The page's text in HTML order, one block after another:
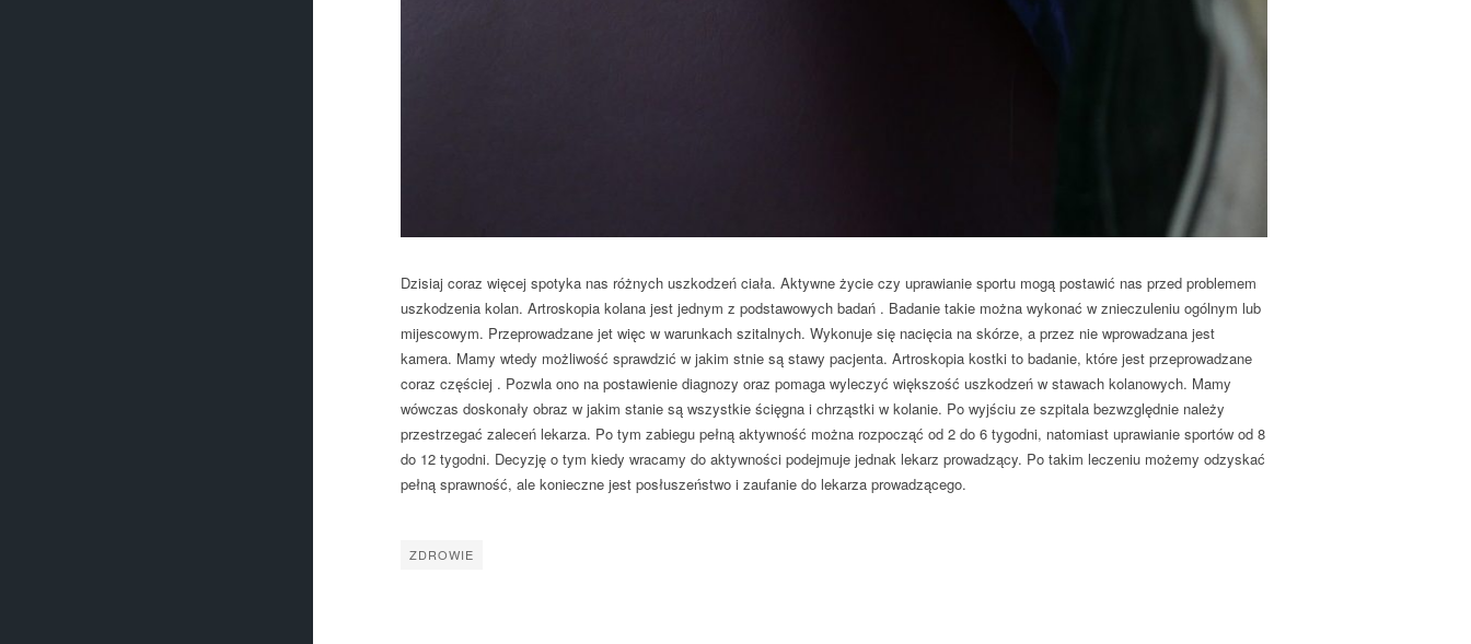
Dzisiaj coraz więcej spotyka nas różnych uszkodzeń ciała. Aktywne życie czy uprawianie sportu mogą postawić nas przed problemem
uszkodzenia kolan. Artroskopia kolana jest jednym z podstawowych badań . Badanie takie można wykonać w znieczuleniu ogólnym lub
mijescowym. Przeprowadzane jet więc w warunkach szitalnych. Wykonuje się nacięcia na skórze, a przez nie wprowadzana jest
kamera. Mamy wtedy możliwość sprawdzić w jakim stnie są stawy pacjenta. Artroskopia kostki to badanie, które jest przeprowadzane
coraz częściej . Pozwla ono na postawienie diagnozy oraz pomaga wyleczyć większość uszkodzeń w stawach kolanowych. Mamy
wówczas doskonały obraz w jakim stanie są wszystkie ścięgna i chrząstki w kolanie. Po wyjściu ze szpitala bezwzględnie należy
przestrzegać zaleceń lekarza. Po tym zabiegu pełną aktywność można rozpocząć od 2 do 6 tygodni, natomiast uprawianie sportów od 8
do 12 tygodni. Decyzję o tym kiedy wracamy do aktywności podejmuje jednak lekarz prowadzący. Po takim leczeniu możemy odzyskać
pełną sprawność, ale konieczne jest posłuszeństwo i zaufanie do lekarza prowadzącego.
ZDROWIE